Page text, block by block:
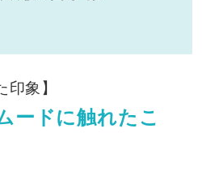
象】
ードに触れたこ